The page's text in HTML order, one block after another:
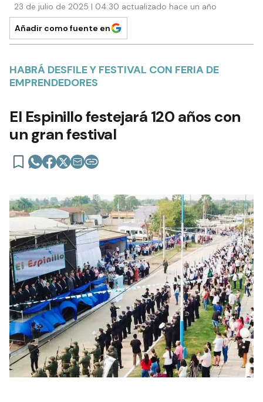
23 de julio de 2025 | 04:30 actualizado hace un año
Añadir como fuente en
HABRÁ DESFILE Y FESTIVAL CON FERIA DE
EMPRENDEDORES
El Espinillo festejará 120 años con
un gran festival